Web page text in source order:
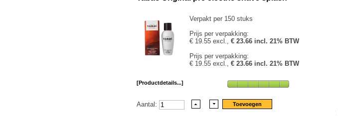
Verpakt per 150 stuks
Prijs per verpakking:
€ 19.55 excl., € 23.66 incl. 21% BTW
Prijs per verpakking:
€ 19.55 excl., € 23.66 incl. 21% BTW
[Productdetails...]
Aantal: